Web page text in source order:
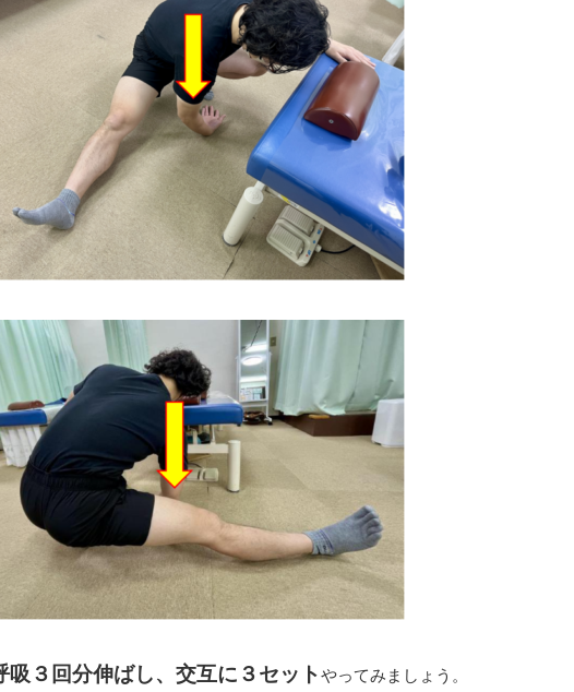
吸３回分伸ばし、交互に３セットやってみましょう。